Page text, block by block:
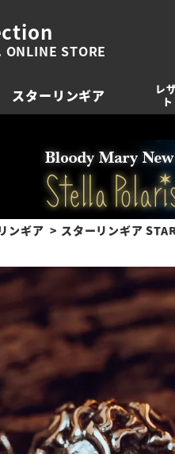
STORE
スターリンギア
レ
ンギア スターリンギア